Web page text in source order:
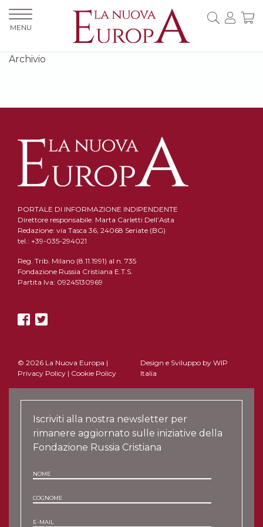
Archivio
PORTALE DI INFORMAZIONE INDIPENDENTE
Direttore responsabile: Marta Carletti Dell’Asta
Redazione: via Tasca 36, 24068 Seriate (BG)
tel.: +39-035-294021
Reg. Trib. Milano (8.11.1991) al n. 735
Fondazione Russia Cristiana E.T.S.
Partita Iva: 09245130969
© 2026 La Nuova Europa |
Privacy Policy | Cookie Policy
Design e Sviluppo by WIP
Italia
Iscriviti alla nostra newsletter per
rimanere aggiornato sulle iniziative della
Fondazione Russia Cristiana
NOME
COGNOME
E-MAIL
MENU